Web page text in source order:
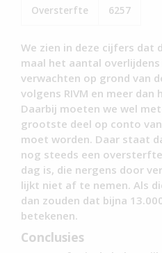
Oversterfte 6257
We zien in deze cijfers dat
maal het aantal
verwachten op grond van
volgens RIVM en meer dan
Daarbij moeten we wel
grootste deel op conto
moet worden. Daar staat
nog steeds een
dag is, die nergens door
lijkt niet af te nemen. Als
dan zouden dat bijna
betekenen.
Conclusies